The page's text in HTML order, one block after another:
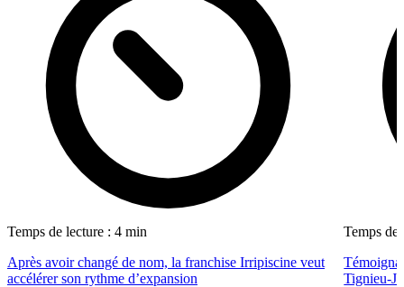
Temps de lecture : 4 min
Après avoir changé de nom, la franchise Irripiscine veut
accélérer son rythme d’expansion
Temps de
Tignieu-